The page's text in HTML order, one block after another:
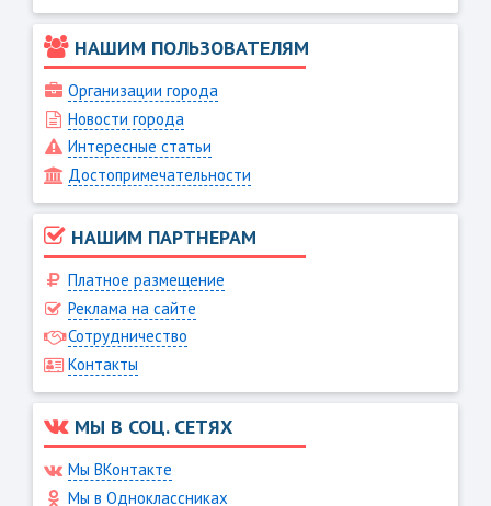
НАШИМ ПОЛЬЗОВАТЕЛЯМ
Организации города
Новости города
Интересные статьи
Достопримечательности
НАШИМ ПАРТНЕРАМ
Платное размещение
Реклама на сайте
Сотрудничество
Контакты
МЫ В СОЦ. СЕТЯХ
Мы ВКонтакте
Мы в Одноклассниках